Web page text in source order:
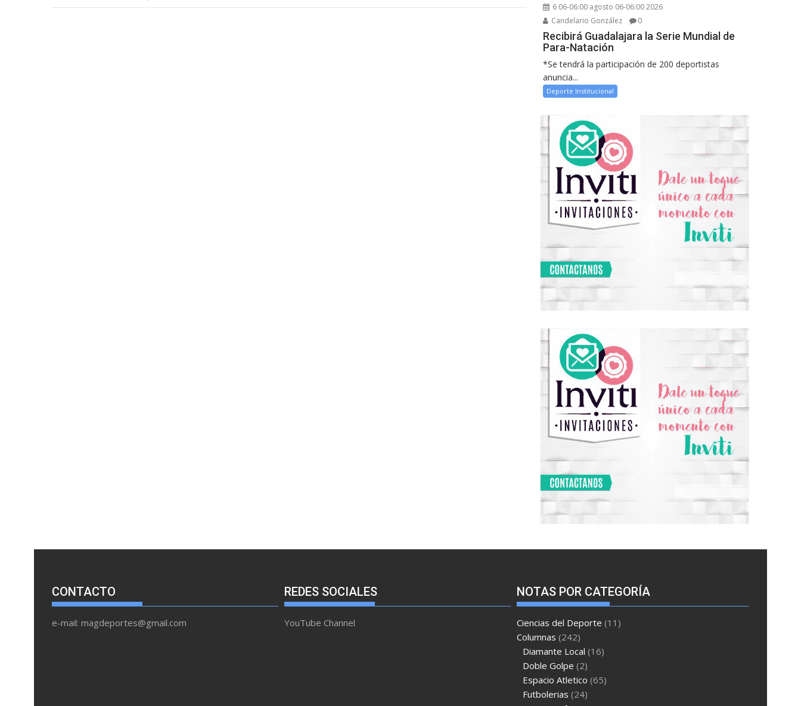
6 06-06:00 agosto 06-06:00 2026
Candelario González
0
Recibirá Guadalajara la Serie Mundial de
Para-Natación
*Se tendrá la participación de 200 deportistas
anuncia...
Deporte Institucional
CONTACTO
e-mail: magdeportes@gmail.com
REDES SOCIALES
YouTube Channel
NOTAS POR CATEGORÍA
Ciencias del Deporte (11)
Columnas (242)
Diamante Local (16)
Doble Golpe (2)
Espacio Atletico (65)
Futbolerias (24)